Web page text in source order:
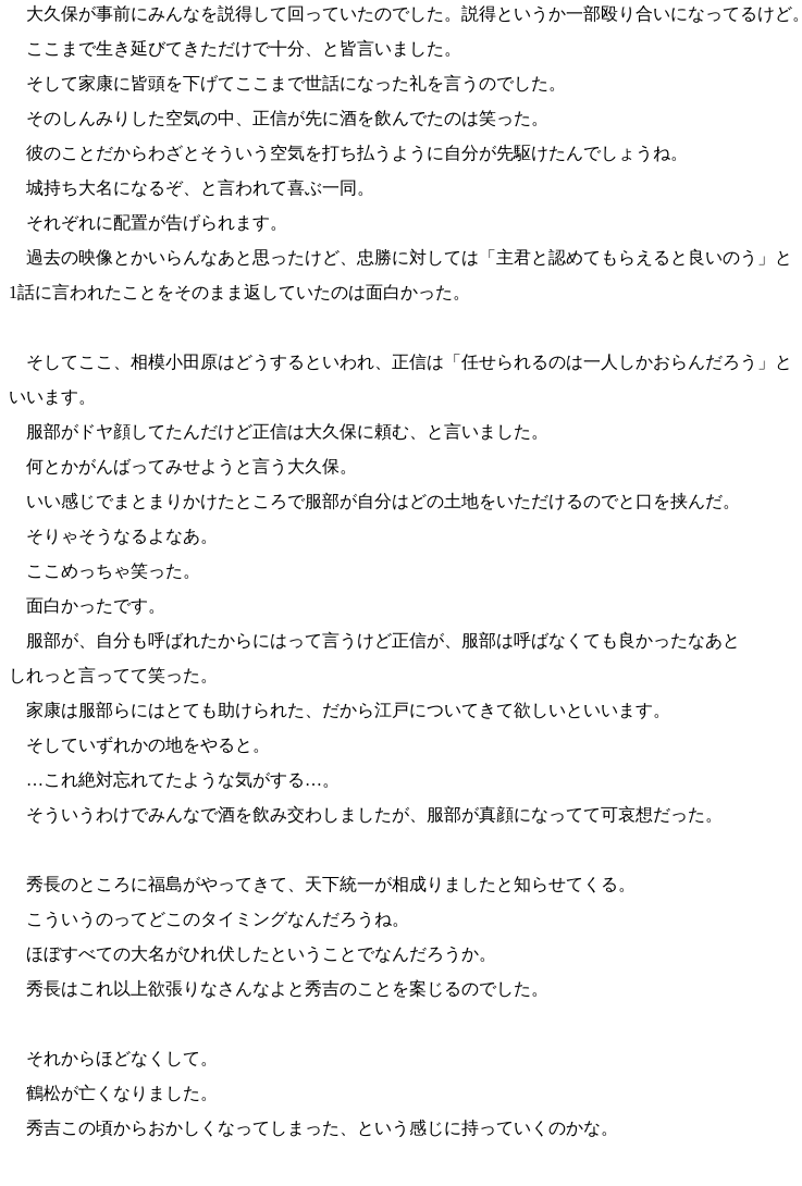
大久保が事前にみんなを説得して回っていたのでした。説得というか一部殴り合いになってるけど。
ここまで生き延びてきただけで十分、と皆言いました。
そして家康に皆頭を下げてここまで世話になった礼を言うのでした。
そのしんみりした空気の中、正信が先に酒を飲んでたのは笑った。
彼のことだからわざとそういう空気を打ち払うように自分が先駆けたんでしょうね。
城持ち大名になるぞ、と言われて喜ぶ一同。
それぞれに配置が告げられます。
過去の映像とかいらんなあと思ったけど、忠勝に対しては「主君と認めてもらえると良いのう」と
1話に言われたことをそのまま返していたのは面白かった。
そしてここ、相模小田原はどうするといわれ、正信は「任せられるのは一人しかおらんだろう」と
いいます。
服部がドヤ顔してたんだけど正信は大久保に頼む、と言いました。
何とかがんばってみせようと言う大久保。
いい感じでまとまりかけたところで服部が自分はどの土地をいただけるのでと口を挟んだ。
そりゃそうなるよなあ。
ここめっちゃ笑った。
面白かったです。
服部が、自分も呼ばれたからにはって言うけど正信が、服部は呼ばなくても良かったなあと
しれっと言ってて笑った。
家康は服部らにはとても助けられた、だから江戸についてきて欲しいといいます。
そしていずれかの地をやると。
…これ絶対忘れてたような気がする…。
そういうわけでみんなで酒を飲み交わしましたが、服部が真顔になってて可哀想だった。
秀長のところに福島がやってきて、天下統一が相成りましたと知らせてくる。
こういうのってどこのタイミングなんだろうね。
ほぼすべての大名がひれ伏したということでなんだろうか。
秀長はこれ以上欲張りなさんなよと秀吉のことを案じるのでした。
それからほどなくして。
鶴松が亡くなりました。
秀吉この頃からおかしくなってしまった、という感じに持っていくのかな。